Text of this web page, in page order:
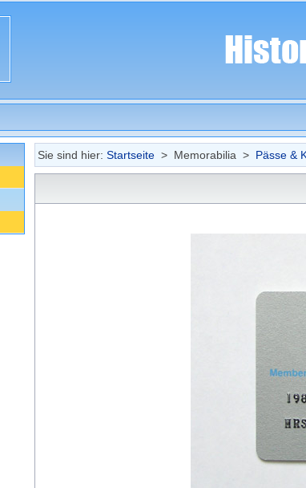
Sie sind hier: Startseite > Memorabilia > Pässe &